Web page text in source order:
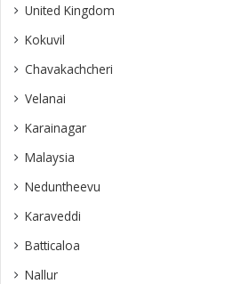
United Kingdom
Kokuvil
Chavakachcheri
Velanai
Karainagar
Malaysia
Neduntheevu
Karaveddi
Batticaloa
Nallur